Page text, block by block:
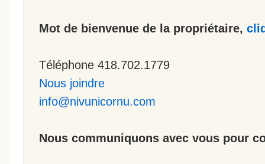
Mot de bienvenue de la propriétaire,
Téléphone 418.702.1779
Nous joindre
info@nivunicornu.com
Nous communiquons avec vous pour